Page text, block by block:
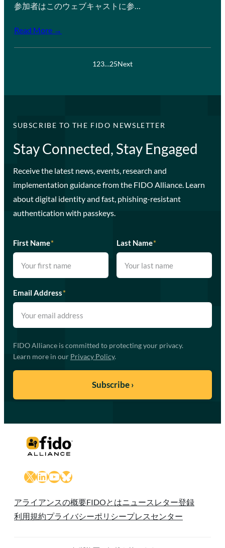
参加者はこのウェブキャストに参…
Read More →
123…25Next
SUBSCRIBE TO THE FIDO NEWSLETTER
Stay Connected, Stay Engaged
Receive the latest news, events, research and
implementation guidance from the FIDO Alliance. Learn
about digital identity and fast, phishing-resistant
authentication with passkeys.
First Name* Last Name*
Email Address*
FIDO Alliance is committed to protecting your privacy.
Learn more in our Privacy Policy.
X LinkedIn
YouTube
Bluesky
アライアンスの概要FIDOとは ニュースレター登録
利用規約プライバシーポリシープレスセンター